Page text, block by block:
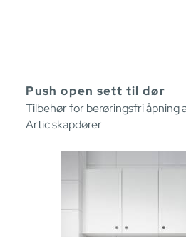
Push open sett til dør
Tilbehør for berøringsfri åpning
Artic skapdører